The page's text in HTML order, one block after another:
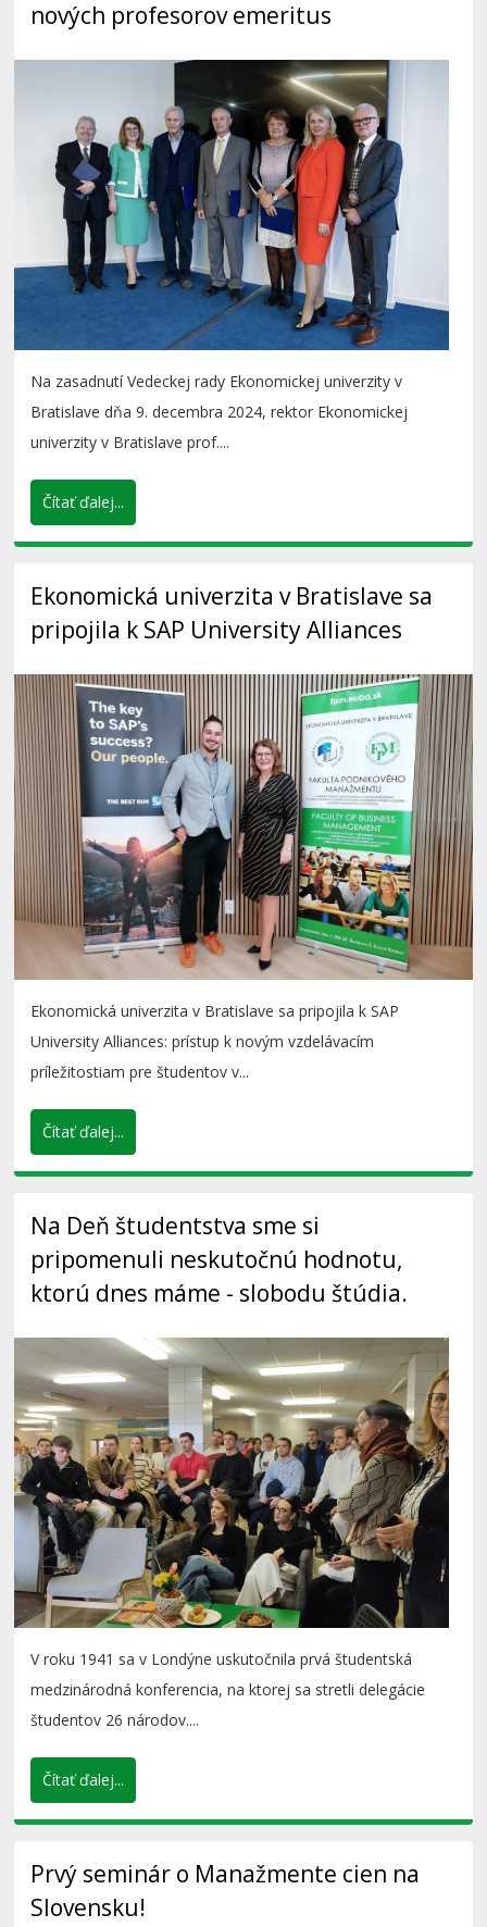
nových profesorov emeritus
Na zasadnutí Vedeckej rady Ekonomickej univerzity v
Bratislave dňa 9. decembra 2024, rektor Ekonomickej
univerzity v Bratislave prof....
Čítať ďalej...
Ekonomická univerzita v Bratislave sa
pripojila k SAP University Alliances
Ekonomická univerzita v Bratislave sa pripojila k SAP
University Alliances: prístup k novým vzdelávacím
príležitostiam pre študentov v...
Čítať ďalej...
Na Deň študentstva sme si
pripomenuli neskutočnú hodnotu,
ktorú dnes máme - slobodu štúdia.
V roku 1941 sa v Londýne uskutočnila prvá študentská
medzinárodná konferencia, na ktorej sa stretli delegácie
študentov 26 národov....
Čítať ďalej...
Prvý seminár o Manažmente cien na
Slovensku!